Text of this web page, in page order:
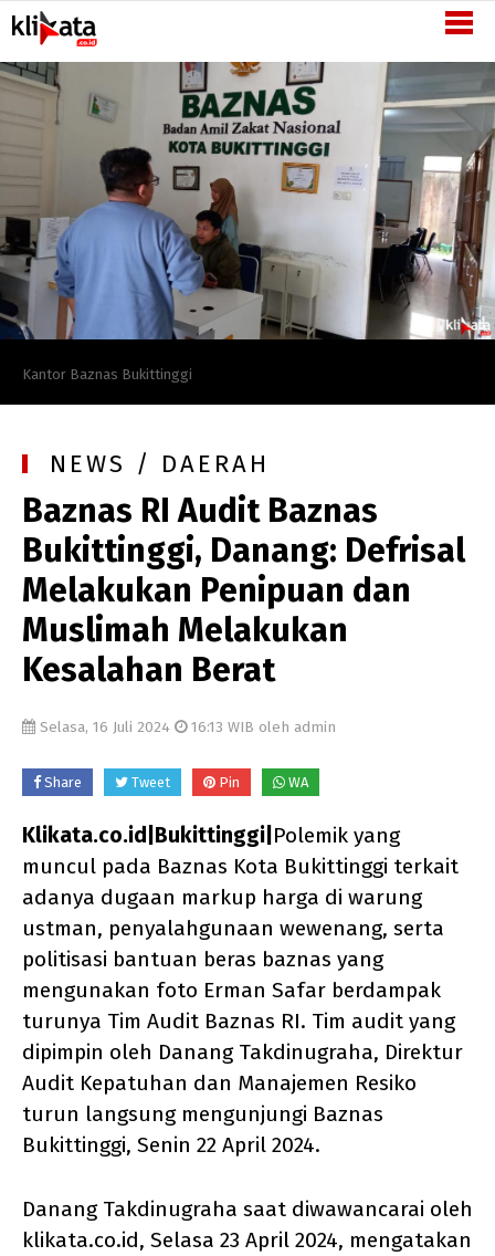
Semangat
Inovasi
-
KliKata.co.id
Kantor Baznas Bukittinggi
NEWS / DAERAH
Baznas RI Audit Baznas
Bukittinggi, Danang: Defrisal
Melakukan Penipuan dan
Muslimah Melakukan
Kesalahan Berat
Selasa, 16 Juli 2024 16:13 WIB oleh admin
Share Tweet Pin WA
Klikata.co.id|Bukittinggi| Polemik yang
muncul pada Baznas Kota Bukittinggi terkait
adanya dugaan markup harga di warung
ustman, penyalahgunaan wewenang, serta
politisasi bantuan beras baznas yang
mengunakan foto Erman Safar berdampak
turunya Tim Audit Baznas RI. Tim audit yang
dipimpin oleh Danang Takdinugraha, Direktur
Audit Kepatuhan dan Manajemen Resiko
turun langsung mengunjungi Baznas
Bukittinggi, Senin 22 April 2024.
Danang Takdinugraha saat diwawancarai oleh
klikata.co.id, Selasa 23 April 2024, mengatakan